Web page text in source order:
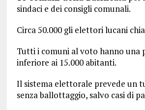
sindaci e dei consigli comunali.
Circa 50.000 gli elettori lucani
Tutti i comuni al voto hanno una
inferiore ai 15.000 abitanti.
Il sistema elettorale prevede un
senza ballottaggio, salvo casi di